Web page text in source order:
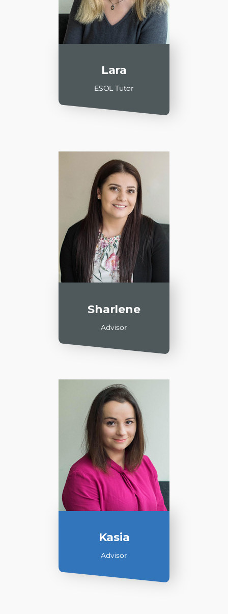
Lara
ESOL Tutor
Sharlene
Advisor
Kasia
Advisor